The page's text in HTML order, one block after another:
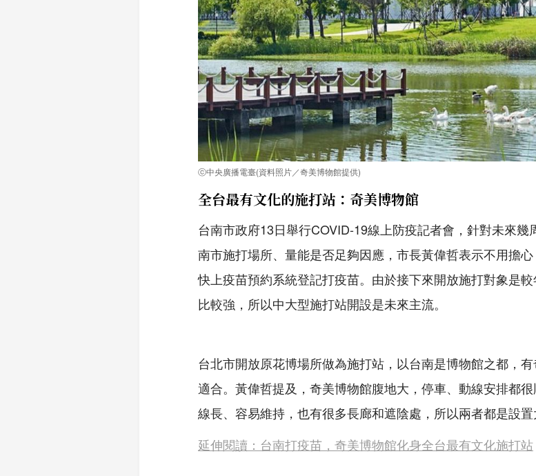
ⓒ中央廣播電臺(資料照片／奇美博物館提供)
全台最有文化的施打站：奇美博物館
台南市政府13日舉行COVID-19線上防疫記者會，針對未來
南市施打場所、量能是否足夠因應，市長黃偉哲表示不用擔
快上疫苗預約系統登記打疫苗。由於接下來開放施打對象是
比較強，所以中大型施打站開設是未來主流。
台北市開放原花博場所做為施打站，以台南是博物館之都，
適合。黃偉哲提及，奇美博物館腹地大，停車、動線安排都
線長、容易維持，也有很多長廊和遮陰處，所以兩者都是設置
延伸閱讀：台南打疫苗，奇美博物館化身全台最有文化施打站